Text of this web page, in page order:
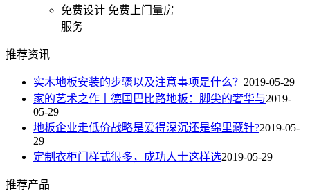
免费设计 免费上门量房
服务
推荐资讯
实木地板安装的步骤以及注意事项是什么？ 2019-05-29
家的艺术之作丨德国巴比路地板：脚尖的奢华与2019-
05-29
地板企业走低价战略是爱得深沉还是绵里藏针?2019-05-
29
定制衣柜门样式很多，成功人士这样选2019-05-29
推荐产品